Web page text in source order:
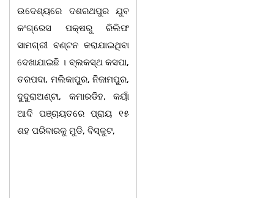
ଉଦେଶ୍ୟରେ ଦଶରଥପୁର ଯୁବ
କଂଗ୍ରେସ ପକ୍ଷରୁ ରିଲିଫ
ସାମଗ୍ରୀ ବଣ୍ଟନ କରାଯାଇଥିବା
ଦେଖାଯାଇଛି । ବ୍ଲକସ୍ଥ କସପା,
ତରପଦା, ମଲିକାପୁର, ନିଜାମପୁର,
ଦୁଦୁରାଅଣ୍ଟା, କମାରଡିହ, କୟାଁ
ଆଦି ପଞ୍ଚାୟତରେ ପ୍ରାୟ ୧୫
ଶହ ପରିବାରକୁ ମୁଡି, ବିସ୍କୁଟ,